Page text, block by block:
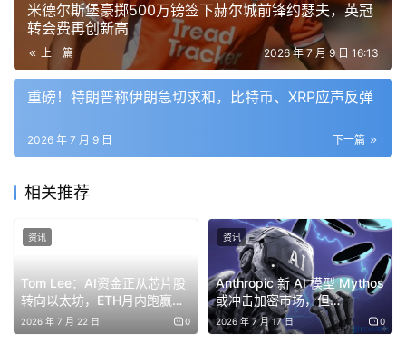
米德尔斯堡豪掷500万镑签下赫尔城前锋约瑟夫，英冠
转会费再创新高
上一篇 2026 年 7 月 9 日 16:13
重磅！特朗普称伊朗急切求和，比特币、XRP应声反弹
下一篇
2026 年 7 月 9 日
相关推荐
Tom Lee：AI资金正从芯片股
转向以太坊，ETH月内跑赢
72%
2026 年 7 月 22 日 0
资讯
Anthropic 新 AI 模型 Mythos
或冲击加密市场，但
Coinbase 称机构投资者并不
在意
2026 年 7 月 17 日 0
资讯